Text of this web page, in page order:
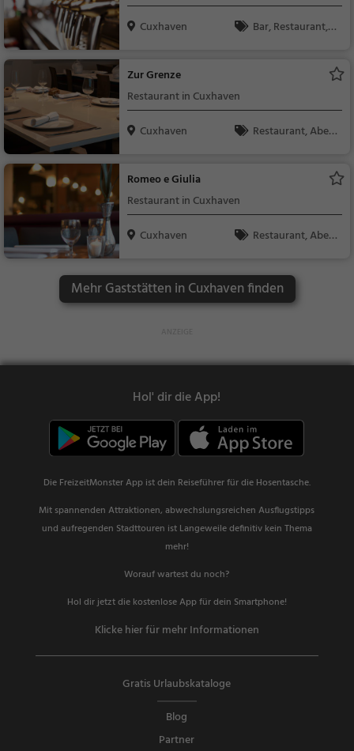
Cuxhaven
Bar, Restaurant, B
Zur Grenze
Restaurant in Cuxhaven
Cuxhaven
Restaurant, Aben
Romeo e Giulia
Restaurant in Cuxhaven
Cuxhaven
Restaurant, Aben
Mehr Gaststätten in Cuxhaven finden
Hol' dir die App!
Die FreizeitMonster App ist dein Reiseführer für die Hosentasche.
Mit spannenden Attraktionen, abwechslungsreichen Ausflugstipps
und aufregenden Stadttouren ist Langeweile definitiv kein Thema
mehr!
Worauf wartest du noch?
Hol dir jetzt die kostenlose App für dein Smartphone!
Klicke hier für mehr Informationen
Gratis Urlaubskataloge
Blog
Partner